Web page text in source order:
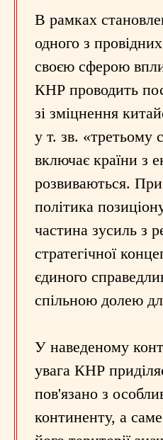
В рамках
одного з
своєю сферою
КНР проводить
зі зміцнення
у т. зв. «третьому
включає країни з
розвиваються.
політика
частина зусиль з
стратегічної
єдиного
спільною долею
У наведеному
увага КНР
пов'язано з
континенту, а